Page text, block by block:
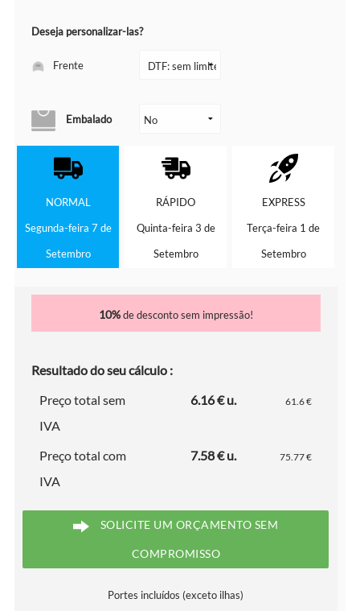
Deseja personalizar-las?
Frente
Embalado
NORMAL
Segunda-feira 7 de
Setembro
RÁPIDO
Quinta-feira 3 de
Setembro
EXPRESS
Terça-feira 1 de
Setembro
10%de desconto sem impressão!
Resultado do seu cálculo :
Preço total sem
IVA
6.16 € u. 61.6 €
Preço total com
IVA
7.58 € u. 75.77 €
SOLICITE UM ORÇAMENTO SEM
COMPROMISSO
Portes incluídos (exceto ilhas)